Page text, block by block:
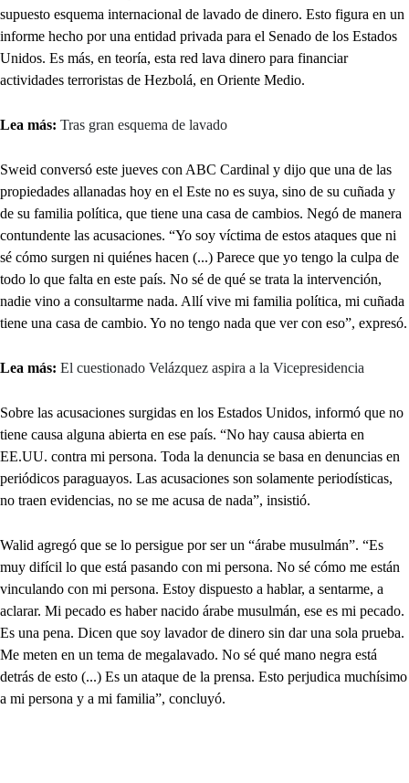
supuesto esquema internacional de lavado de dinero. Esto figura en un
informe hecho por una entidad privada para el Senado de los Estados
Unidos. Es más, en teoría, esta red lava dinero para financiar
actividades terroristas de Hezbolá, en Oriente Medio.
Lea más: Tras gran esquema de lavado
Sweid conversó este jueves con ABC Cardinal y dijo que una de las
propiedades allanadas hoy en el Este no es suya, sino de su cuñada y
de su familia política, que tiene una casa de cambios. Negó de manera
contundente las acusaciones. “Yo soy víctima de estos ataques que ni
sé cómo surgen ni quiénes hacen (...) Parece que yo tengo la culpa de
todo lo que falta en este país. No sé de qué se trata la intervención,
nadie vino a consultarme nada. Allí vive mi familia política, mi cuñada
tiene una casa de cambio. Yo no tengo nada que ver con eso”, expresó.
Lea más: El cuestionado Velázquez aspira a la Vicepresidencia
Sobre las acusaciones surgidas en los Estados Unidos, informó que no
tiene causa alguna abierta en ese país. “No hay causa abierta en
EE.UU. contra mi persona. Toda la denuncia se basa en denuncias en
periódicos paraguayos. Las acusaciones son solamente periodísticas,
no traen evidencias, no se me acusa de nada”, insistió.
Walid agregó que se lo persigue por ser un “árabe musulmán”. “Es
muy difícil lo que está pasando con mi persona. No sé cómo me están
vinculando con mi persona. Estoy dispuesto a hablar, a sentarme, a
aclarar. Mi pecado es haber nacido árabe musulmán, ese es mi pecado.
Es una pena. Dicen que soy lavador de dinero sin dar una sola prueba.
Me meten en un tema de megalavado. No sé qué mano negra está
detrás de esto (...) Es un ataque de la prensa. Esto perjudica muchísimo
a mi persona y a mi familia”, concluyó.